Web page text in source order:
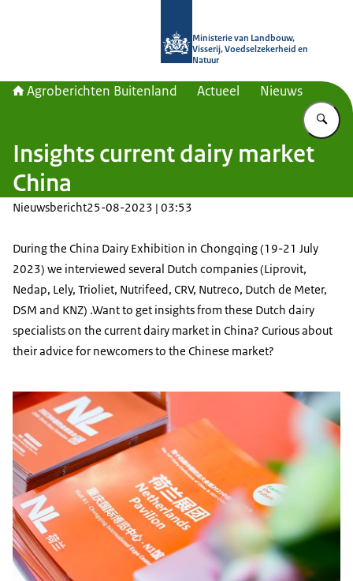
Ministerie van Landbouw,
Visserij, Voedselzekerheid en
Natuur
Agroberichten Buitenland Actueel Nieuws
Insights current dairy market
China
Nieuwsbericht25-08-2023 | 03:53
During the China Dairy Exhibition in Chongqing (19-21 July
2023) we interviewed several Dutch companies (Liprovit,
Nedap, Lely, Trioliet, Nutrifeed, CRV, Nutreco, Dutch de Meter,
DSM and KNZ) .Want to get insights from these Dutch dairy
specialists on the current dairy market in China? Curious about
their advice for newcomers to the Chinese market?